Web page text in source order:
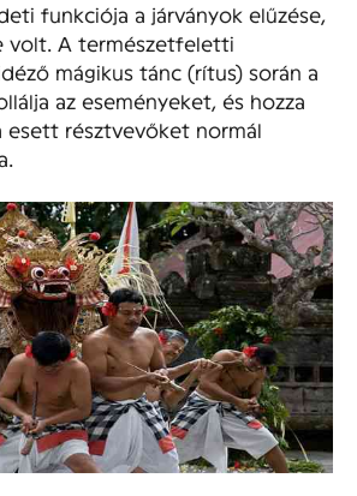
funkciója a járványok elűzése,
volt. A természetfeletti
mágikus tánc (rítus) során a
az eseményeket, és hozza
esett résztvevőket normál